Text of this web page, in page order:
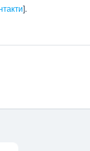
].